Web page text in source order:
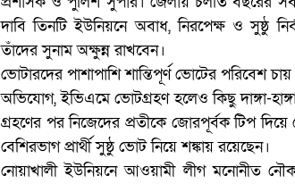
দাবি তিনটি ইউনিয়নে অবাধ, নিরপেক্ষ ও সুষ্ঠু
তাঁদের সুনাম অক্ষুন্ন রাখবেন।
ভোটারদের পাশাপাশি শান্তিপূর্ণ ভোটের পরিবেশ চায়
অভিযোগ, ইভিএমে ভোটগ্রহণ হলেও কিছু দাঙ্গা-
গ্রহণের পর নিজেদের প্রতীকে জোরপূর্বক টিপ
বেশিরভাগ প্রার্থী সুষ্ঠু ভোট নিয়ে শঙ্কায় রয়েছেন।
নোয়াখালী ইউনিয়নে আওয়ামী লীগ মনোনীত